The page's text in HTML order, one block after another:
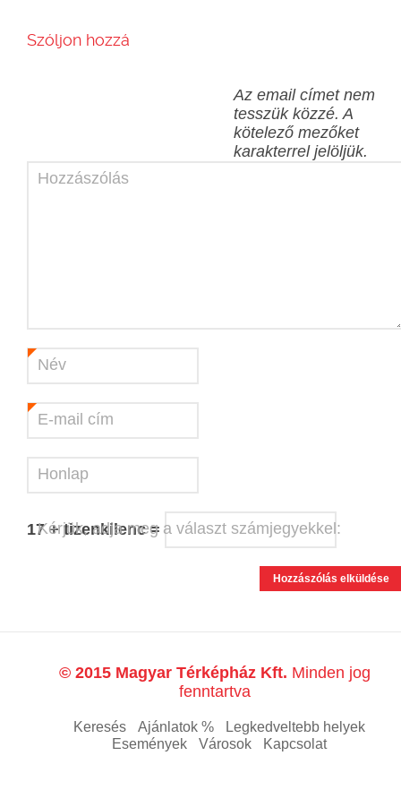
Szóljon hozzá
Az email címet nem
tesszük közzé. A
kötelező mezőket
karakterrel jelöljük.
Hozzászólás
Név
E-mail cím
Honlap
Kérjük, adja meg a választ számjegyekkel:
17 + tizenkilenc =
© 2015 Magyar Térképház Kft. Minden jog
fenntartva
Keresés Ajánlatok %
Legkedveltebb helyek
Események
Városok Kapcsolat